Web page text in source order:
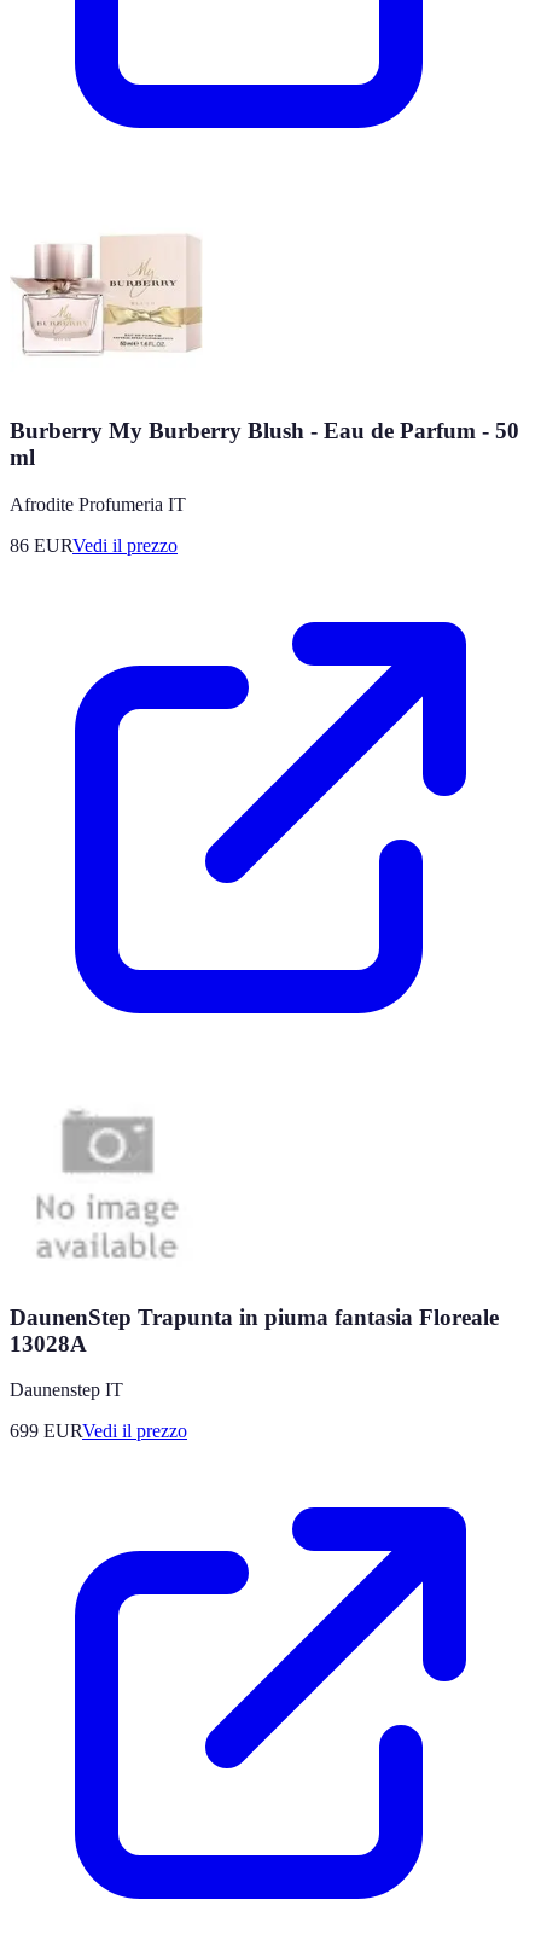
Burberry My Burberry Blush - Eau de Parfum - 50
ml
Afrodite Profumeria IT
86 EURVedi il prezzo
DaunenStep Trapunta in piuma fantasia Floreale
13028A
Daunenstep IT
699 EURVedi il prezzo